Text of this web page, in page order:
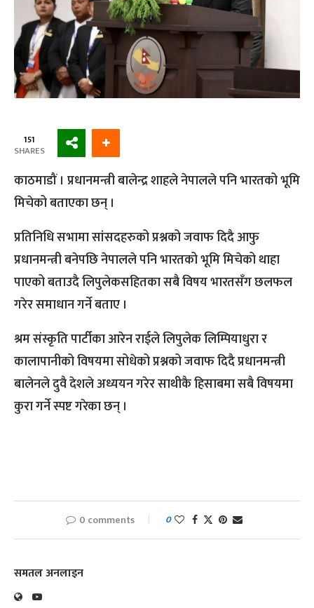
151
SHARES
काठमाडौं । प्रधानमन्त्री बालेन्द्र शाहले नेपालले पनि भारतको भूमि
मिचेको बताएका छन् ।
प्रतिनिधि सभामा सांसदहरुको प्रश्नको जवाफ दिदै आफु
प्रधानमन्त्री बनेपछि नेपालले पनि भारतको भूमि मिचेको थाहा
पाएको बताउदै लिपुलेकसहितका सबै विषय भारतसँग छलफल
गरेर समाधान गर्ने बताए ।
श्रम संस्कृति पार्टीका आरेन राईले लिपुलेक लिम्पियाधुरा र
कालापानीको विषयमा सोधेको प्रश्नको जवाफ दिदै प्रधानमन्त्री
बालेनले दुवै देशले अध्ययन गरेर साथीकै हिसाबमा सबै विषयमा
कुरा गर्ने स्पष्ट गरेका छन् ।
0 comments 0
समतल अनलाइन